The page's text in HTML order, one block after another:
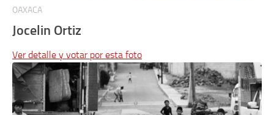
OAXACA
Jocelin Ortiz
Ver detalle y votar por esta foto